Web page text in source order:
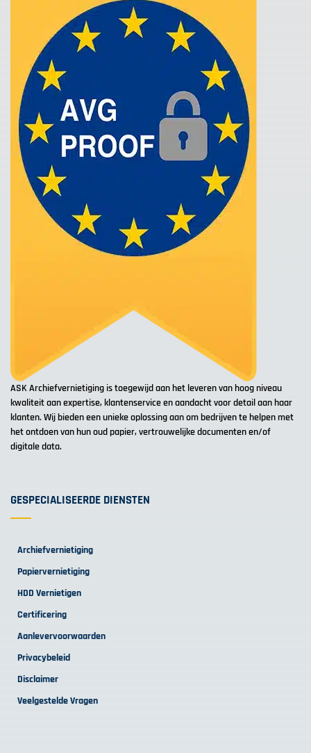
ASK Archiefvernietiging is toegewijd aan het leveren van hoog niveau
kwaliteit aan expertise, klantenservice en aandacht voor detail aan haar
klanten. Wij bieden een unieke oplossing aan om bedrijven te helpen met
het ontdoen van hun oud papier, vertrouwelijke documenten en/of
digitale data.
GESPECIALISEERDE DIENSTEN
Archiefvernietiging
Papiervernietiging
HDD Vernietigen
Certificering
Aanlevervoorwaarden
Privacybeleid
Disclaimer
Veelgestelde Vragen